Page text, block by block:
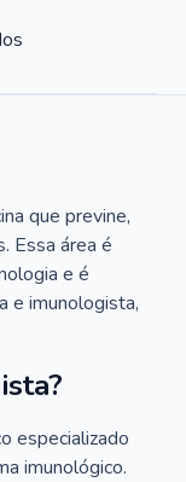
que previne,
Essa área é
e é
e imunologista,
especializado
imunológico.